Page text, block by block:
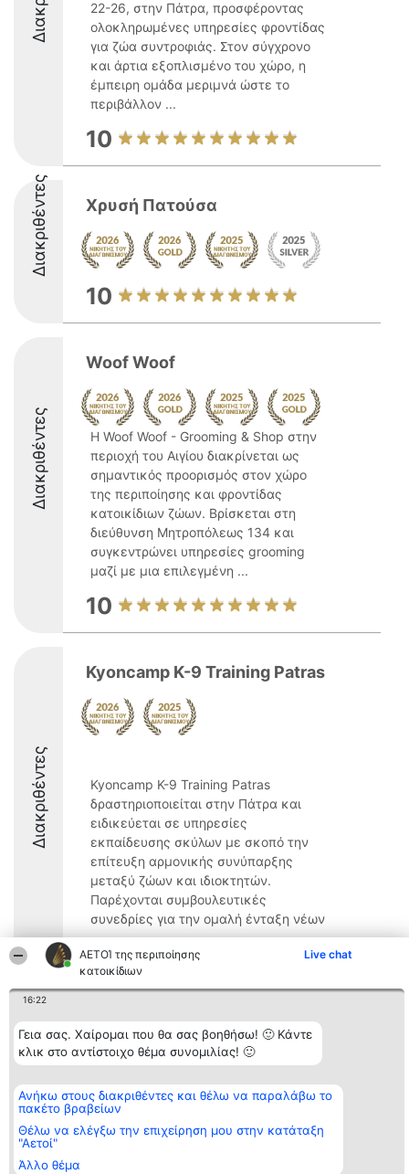
ΑΕΤΟΊ της περιποίησης
κατοικίδιων
Live chat
16:22
Γεια σας. Χαίρομαι που θα σας βοηθήσω! 🙂 Κάντε
κλικ στο αντίστοιχο θέμα συνομιλίας! 🙂
Ανήκω στους διακριθέντες και θέλω να παραλάβω το
πακέτο βραβείων
Θέλω να ελέγξω την επιχείρηση μου στην κατάταξη
"Αετοί"
Άλλο θέμα
22-26, στην Πάτρα, προσφέροντας
ολοκληρωμένες υπηρεσίες φροντίδας
για ζώα συντροφιάς. Στον σύγχρονο
και άρτια εξοπλισμένο του χώρο, η
έμπειρη ομάδα μεριμνά ώστε το
περιβάλλον ...
10
Διακριθέντες Χρυσή Πατούσα
10
Διακριθέντες
Woof Woof
Η Woof Woof - Grooming & Shop στην
περιοχή του Αιγίου διακρίνεται ως
σημαντικός προορισμός στον χώρο
της περιποίησης και φροντίδας
κατοικίδιων ζώων. Βρίσκεται στη
διεύθυνση Μητροπόλεως 134 και
συγκεντρώνει υπηρεσίες grooming
μαζί με μια επιλεγμένη ...
10
Διακριθέντες
Kyoncamp K-9 Training Patras
Kyoncamp K-9 Training Patras
δραστηριοποιείται στην Πάτρα και
ειδικεύεται σε υπηρεσίες
εκπαίδευσης σκύλων με σκοπό την
επίτευξη αρμονικής συνύπαρξης
μεταξύ ζώων και ιδιοκτητών.
Παρέχονται συμβουλευτικές
συνεδρίες για την ομαλή ένταξη νέων
...
8.8
Διοργανωτής της
κατάταξης
BEAUTIFUL COMPANY
ΤΗΛ. ΕΠΙΚΟΙΝΩΝΙΑΣ:
2104128019
email:
aetoi@beautifulcompany.co
Κατάταξη
Διακριθέντες
Λίστα όλων
διακριθέντων
Μεθοδολογία
προϋποθέσεις
Επικοινωνία